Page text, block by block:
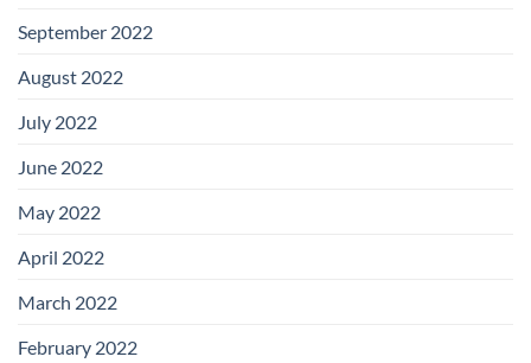
September 2022
August 2022
July 2022
June 2022
May 2022
April 2022
March 2022
February 2022